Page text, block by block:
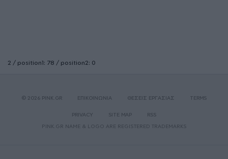
2 / position1: 78 / position2: 0
© 2026 PINK.GR ΕΠΙΚΟΙΝΩΝΙΑ ΘΕΣΕΙΣ ΕΡΓΑΣΙΑΣ TERMS
PRIVACY SITE MAP
RSS
PINK.GR NAME & LOGO ARE REGISTERED TRADEMARKS